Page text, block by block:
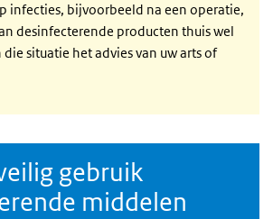
infecties, bijvoorbeeld na een operatie,
desinfecterende producten thuis wel
situatie het advies van uw arts of
gebruik
middelen